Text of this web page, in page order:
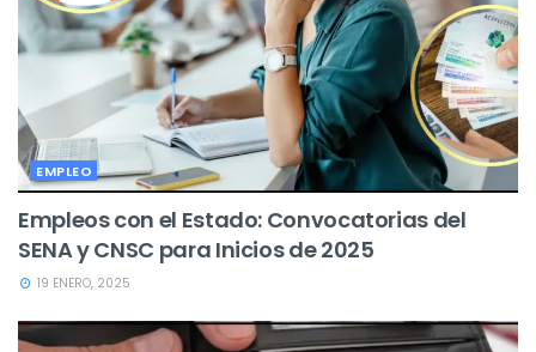
EMPLEO
Empleos con el Estado: Convocatorias del
SENA y CNSC para Inicios de 2025
19 ENERO, 2025